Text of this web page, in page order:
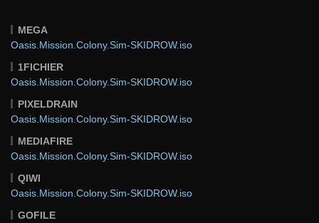
MEGA
Oasis.Mission.Colony.Sim-SKIDROW.iso
1FICHIER
Oasis.Mission.Colony.Sim-SKIDROW.iso
PIXELDRAIN
Oasis.Mission.Colony.Sim-SKIDROW.iso
MEDIAFIRE
Oasis.Mission.Colony.Sim-SKIDROW.iso
QIWI
Oasis.Mission.Colony.Sim-SKIDROW.iso
GOFILE